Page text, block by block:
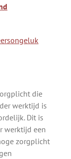
die
werktijd is
Dit is
werktijd een
zorgplicht